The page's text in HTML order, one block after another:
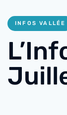
INFOS VALLÉE